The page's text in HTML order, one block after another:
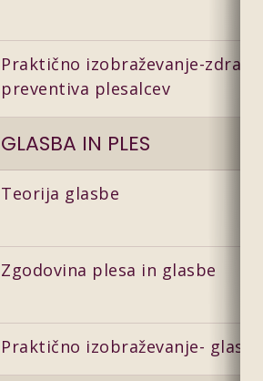
Praktično izobraževanje-
preventiva plesalcev
GLASBA IN PLES
Teorija glasbe
Zgodovina plesa in glasbe
Praktično izobraževanje-